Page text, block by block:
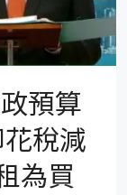
預算
稅減
為買